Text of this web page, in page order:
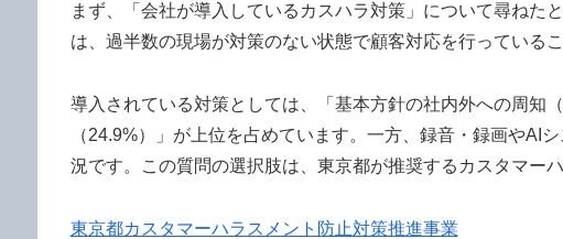
まず、「会社が導入しているカスハラ対策」について尋ねた
は、過半数の現場が対策のない状態で顧客対応を行っている
導入されている対策としては、「基本方針の社内外への周知
（24.9%）」が上位を占めています。一方、録音・録画やAI
況です。この質問の選択肢は、東京都が推奨するカスタマー
東京都カスタマーハラスメント防止対策推進事業